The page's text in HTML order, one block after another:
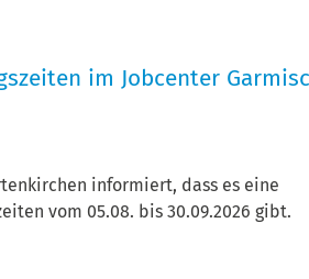
im Jobcenter
informiert, dass es eine
vom 05.08. bis 30.09.2026 gibt.